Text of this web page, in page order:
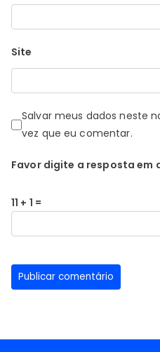
Site
Salvar meus dados neste
vez que eu comentar.
Favor digite a resposta em
11 + 1 =